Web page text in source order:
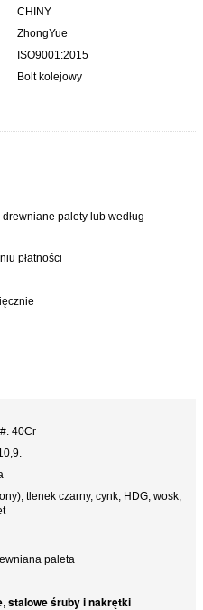
CHINY
ZhongYue
ISO9001:2015
Bolt kolejowy
palety lub według
płatności
40Cr
tlenek czarny, cynk, HDG, wosk,
paleta
, stalowe śruby i nakrętki